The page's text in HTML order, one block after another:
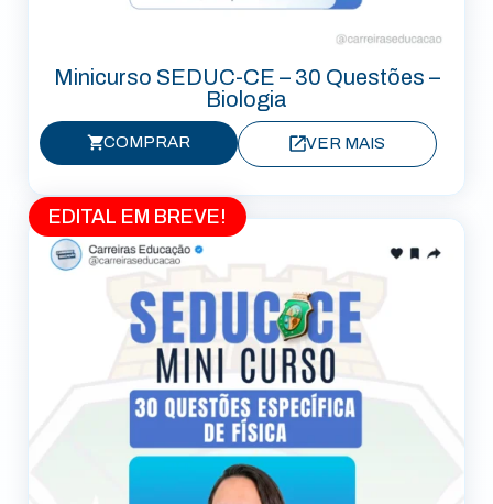
Minicurso SEDUC-CE – 30 Questões –
Biologia
COMPRAR VER MAIS
EDITAL EM BREVE!